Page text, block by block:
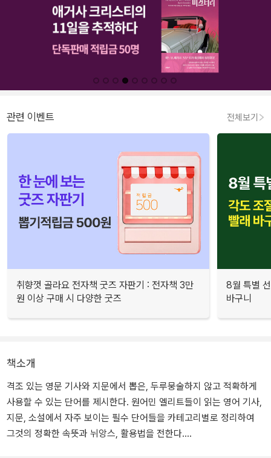
관련 이벤트 전체보기
취향껏 골라요 전자책 굿즈 자판기 : 전자책 3만
원 이상 구매 시 다양한 굿즈
8월 특별
바구니
책소개
격조 있는 영문 기사와 지문에서 뽑은, 두루뭉술하지 않고 적확하게
사용할 수 있는 단어를 제시한다. 원어민 엘리트들이 읽는 영어 기사,
지문, 소설에서 자주 보이는 필수 단어들을 카테고리별로 정리하여
그것의 정확한 속뜻과 뉘앙스, 활용법을 전한다.